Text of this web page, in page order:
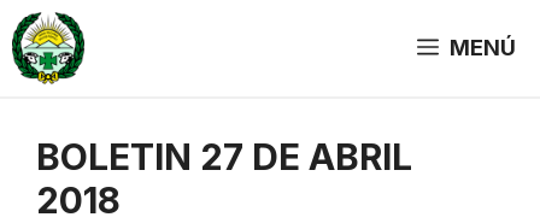
Saltar
al
contenido
MENÚ
BOLETIN 27 DE ABRIL
2018